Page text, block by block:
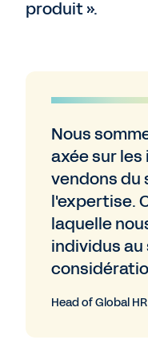
produit ».
Nous
axée sur
vendons du
l'expertise.
laquelle
individus
Head of Global